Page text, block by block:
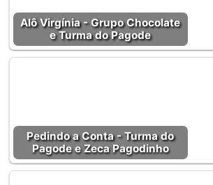
Alô Virgínia - Grupo Chocolate
e Turma do Pagode
Pedindo a Conta - Turma do
Pagode e Zeca Pagodinho